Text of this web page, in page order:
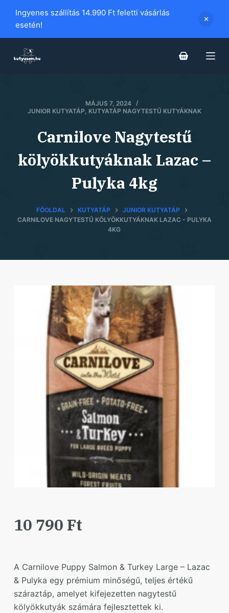
i
Ingyenes szállítás 14.990 Ft feletti vásárlás
esetén!
MÁJUS 7, 2024
JUNIOR KUTYATÁP, KUTYATÁP NAGYTESTŰ KUTYÁKNAK
Carnilove Nagytestű
kölyökkutyáknak Lazac –
Pulyka 4kg
FŐOLDAL KUTYATÁP
JUNIOR KUTYATÁP
CARNILOVE NAGYTESTŰ KÖLYÖKKUTYÁKNAK LAZAC - PULYKA
4KG
10 790 Ft
A Carnilove Puppy Salmon & Turkey Large – Lazac
& Pulyka egy prémium minőségű, teljes értékű
száraztáp, amelyet kifejezetten nagytestű
kölyökkutyák számára fejlesztettek ki.